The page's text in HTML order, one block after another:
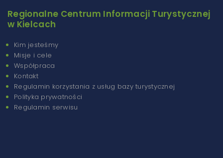
Regionalne Centrum Informacji Turystycznej
w Kielcach
Kim jesteśmy
Misje i cele
Współpraca
Kontakt
Regulamin korzystania z usług bazy turystycznej
Polityka prywatności
Regulamin serwisu